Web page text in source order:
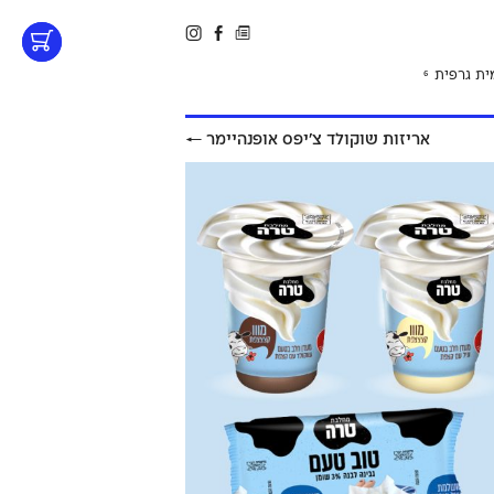
גרפית 6
אריזות שוקולד צ׳יפס אופנהיימר ←